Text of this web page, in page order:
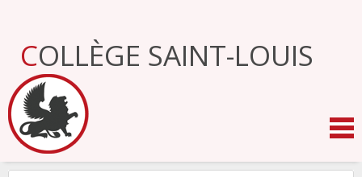
Aller
navigation
COLLÈGE SAINT-LOUIS